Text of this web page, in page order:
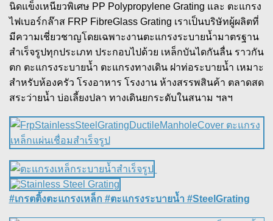
นิดแข็งเหนียวพิเศษ PP Polypropylene Grating และ ตะแกรง
ไฟเบอร์กล๊าส FRP FibreGlass Grating เราเป็นบริษัทผู้ผลิตที่
มีความเชี่ยวชาญโดยเฉพาะงานตะแกรงระบายน้ำมาตรฐาน
สำเร็จรูปทุกประเภท ประกอบไปด้วย เหล็กบันไดกันลื่น ราวกัน
ตก ตะแกรงระบายน้ำ ตะแกรงทางเดิน ฝาท่อระบายน้ำ เหมาะ
สำหรับห้องครัว โรงอาหาร โรงงาน ห้างสรรพสินค้า ตลาดสด
สระว่ายน้ำ บ่อเลี้ยงปลา ทางเดินยกระดับในสนาม ฯลฯ
#เกรตติ้งตะแกรงเหล็ก #ตะแกรงระบายน้ำ #SteelGrating